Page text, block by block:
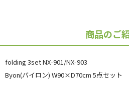
商品のご
folding 3set NX-901/NX-903
Byon(バイロン) W90×D70cm 5点セット